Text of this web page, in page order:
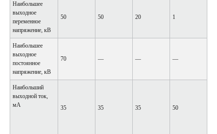
Наибольшее
выходное
переменное
напряжение, кВ
50 50 20 1
Наибольшее
выходное
постоянное
напряжение, кВ
70 — — —
Наибольший
выходной ток,
мА
35 35 35 50